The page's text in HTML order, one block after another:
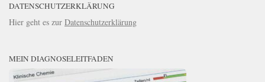
DATENSCHUTZERKLÄRUNG
Hier geht es zur Datenschutzerklärung
MEIN DIAGNOSELEITFADEN